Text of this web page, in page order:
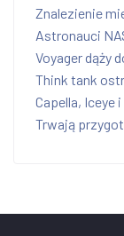
Znalezienie
Astronauci
Voyager dąży
Think tank
Capella, Iceye
Trwają